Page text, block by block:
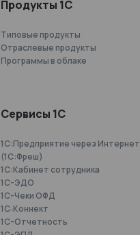
Продукты 1С
Типовые продукты
Отраслевые продукты
Программы в облаке
Сервисы 1С
1С:Предприятие через Интернет
(1С:Фреш)
1С:Кабинет сотрудника
1С-ЭДО
1С-Чеки ОФД
1С‑Коннект
1C-Отчетность